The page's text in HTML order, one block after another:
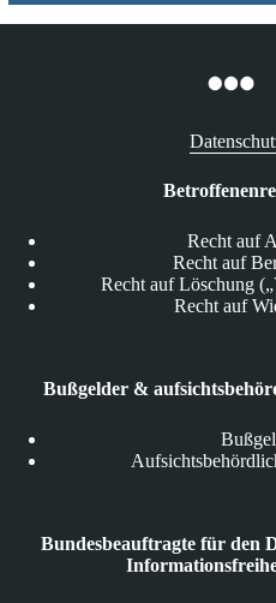
Recht auf
Recht auf
Recht auf Löschung
Recht auf
Bußgelder &
Bundesbeauftragte für den